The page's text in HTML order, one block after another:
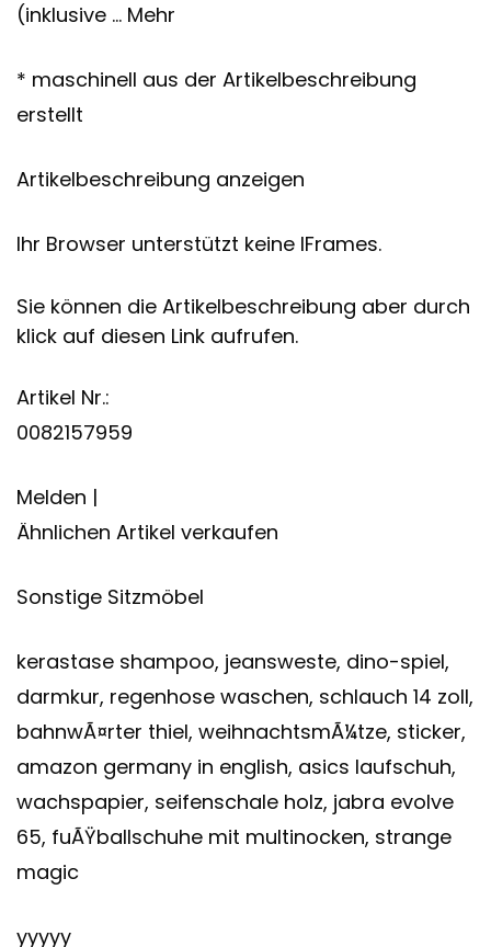
(inklusive … Mehr
* maschinell aus der Artikelbeschreibung
erstellt
Artikelbeschreibung anzeigen
Ihr Browser unterstützt keine IFrames.
Sie können die Artikelbeschreibung aber durch
klick auf diesen Link aufrufen.
Artikel Nr.:
0082157959
Melden |
Ähnlichen Artikel verkaufen
Sonstige Sitzmöbel
kerastase shampoo, jeansweste, dino-spiel,
darmkur, regenhose waschen, schlauch 14 zoll,
bahnwÃ¤rter thiel, weihnachtsmÃ¼tze, sticker,
amazon germany in english, asics laufschuh,
wachspapier, seifenschale holz, jabra evolve
65, fuÃŸballschuhe mit multinocken, strange
magic
yyyyy